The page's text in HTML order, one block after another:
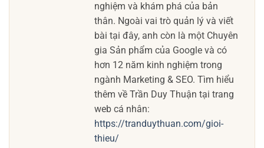
nghiệm và khám phá của bản
thân. Ngoài vai trò quản lý và viết
bài tại đây, anh còn là một Chuyên
gia Sản phẩm của Google và có
hơn 12 năm kinh nghiệm trong
ngành Marketing & SEO. Tìm hiểu
thêm về Trần Duy Thuận tại trang
web cá nhân:
https://tranduythuan.com/gioi-
thieu/